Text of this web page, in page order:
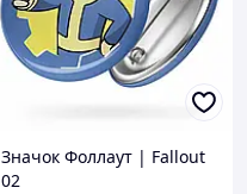
Значок Фоллаут | Fallout
02